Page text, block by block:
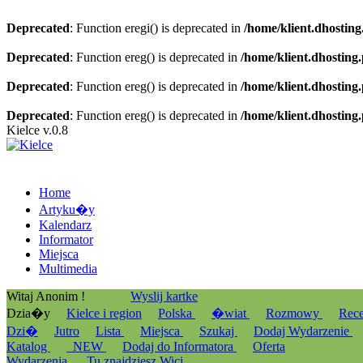
Deprecated: Function eregi() is deprecated in /home/
Deprecated: Function ereg() is deprecated in /home/
Deprecated: Function ereg() is deprecated in /home/
Deprecated: Function ereg() is deprecated in /home/
Kielce v.0.8
Home
Artyku�y
Kalendarz
Informator
Miejsca
Multimedia
Witaj Anonim !
Wyslij kartke
Dzia�y
Kielce i region Polska �wiat Rozmowy
Dzi�
Jutro Lista Miejsca Szukaj Dodaj Wydarzenie
Katalog
_NEW Dodaj do Informatora
Oferta